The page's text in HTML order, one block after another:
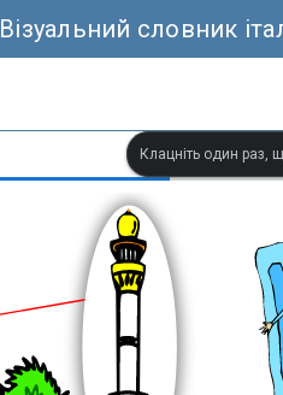
Візуальний словник
Клацніть один раз,